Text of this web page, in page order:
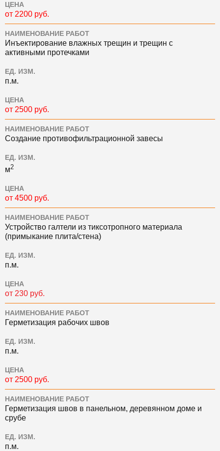
ЦЕНА
от 2200 руб.
НАИМЕНОВАНИЕ РАБОТ
Инъектирование влажных трещин и трещин с
активными протечками
ЕД. ИЗМ.
п.м.
ЦЕНА
от 2500 руб.
НАИМЕНОВАНИЕ РАБОТ
Создание противофильтрационной завесы
ЕД. ИЗМ.
м2
ЦЕНА
от 4500 руб.
НАИМЕНОВАНИЕ РАБОТ
Устройство галтели из тиксотропного материала
(примыкание плита/стена)
ЕД. ИЗМ.
п.м.
ЦЕНА
от 230 руб.
НАИМЕНОВАНИЕ РАБОТ
Герметизация рабочих швов
ЕД. ИЗМ.
п.м.
ЦЕНА
от 2500 руб.
НАИМЕНОВАНИЕ РАБОТ
Герметизация швов в панельном, деревянном доме и
срубе
ЕД. ИЗМ.
п.м.